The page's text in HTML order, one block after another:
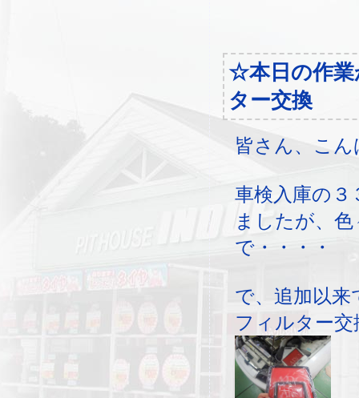
☆本日の作
ター交換
皆さん、こ
車検入庫の３
ましたが、
で・・・・
で、追加以
フィルター